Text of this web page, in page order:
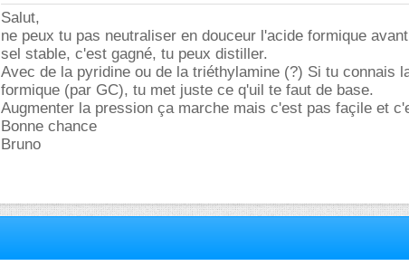
Salut,
ne peux tu pas neutraliser en douceur l'acide formique
sel stable, c'est gagné, tu peux distiller.
Avec de la pyridine ou de la triéthylamine (?) Si tu connais
formique (par GC), tu met juste ce q'uil te faut de base.
Augmenter la pression ça marche mais c'est pas façile et
Bonne chance
Bruno